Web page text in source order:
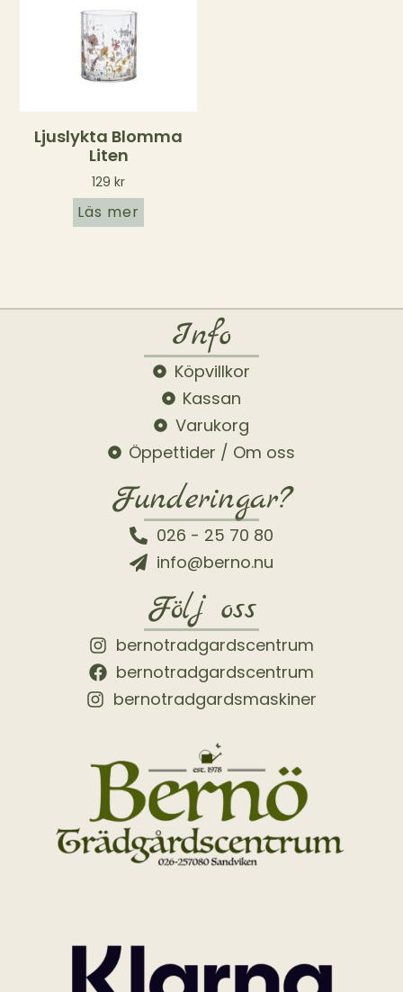
Ljuslykta Blomma
Liten
129kr
Läs mer
Info
Köpvillkor
Kassan
Varukorg
Öppettider / Om oss
Funderingar?
026 - 25 70 80
info@berno.nu
Följ oss
bernotradgardscentrum
bernotradgardscentrum
bernotradgardsmaskiner